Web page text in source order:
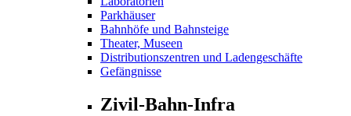
Parkhäuser
Bahnhöfe und Bahnsteige
Theater, Museen
Distributionszentren und Ladengeschäfte
Gefängnisse
Zivil-Bahn-Infra